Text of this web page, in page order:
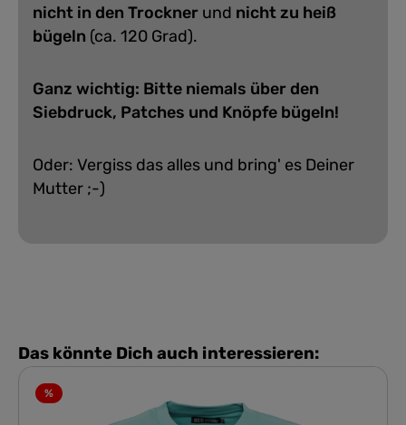
nicht in den Trockner und nicht zu heiß
bügeln (ca. 120 Grad).
Ganz wichtig: Bitte niemals über den
Siebdruck, Patches und Knöpfe bügeln!
Oder: Vergiss das alles und bring' es Deiner
Mutter ;-)
Das könnte Dich auch interessieren:
%